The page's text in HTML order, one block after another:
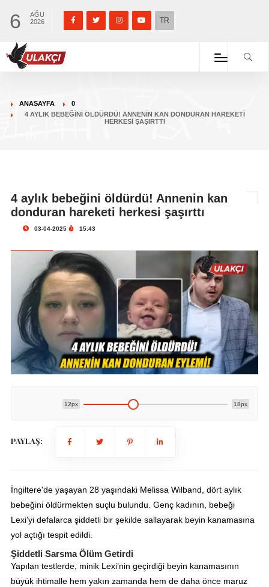
6
AĞU
2026
TR
ANASAYFA
0
4 AYLIK BEBEĞINI ÖLDÜRDÜ! ANNENIN KAN DONDURAN HAREKETI
HERKESI ŞAŞIRTTI
4 aylık bebeğini öldürdü! Annenin kan
donduran hareketi herkesi şaşırttı
03-04-2025 15:43
12px 18px
PAYLAŞ:
İngiltere'de yaşayan 28 yaşındaki Melissa Wilband, dört aylık
bebeğini öldürmekten suçlu bulundu. Genç kadının, bebeği
Lexi'yi defalarca şiddetli bir şekilde sallayarak beyin kanamasına
yol açtığı tespit edildi.
Şiddetli Sarsma Ölüm Getirdi
Yapılan testlerde, minik Lexi’nin geçirdiği beyin kanamasının
büyük ihtimalle hem yakın zamanda hem de daha önce maruz